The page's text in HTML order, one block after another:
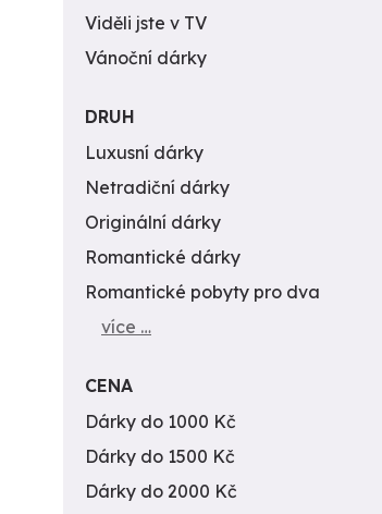
Viděli jste v TV
Vánoční dárky
DRUH
Luxusní dárky
Netradiční dárky
Originální dárky
Romantické dárky
Romantické pobyty pro dva
více …
CENA
Dárky do 1000 Kč
Dárky do 1500 Kč
Dárky do 2000 Kč